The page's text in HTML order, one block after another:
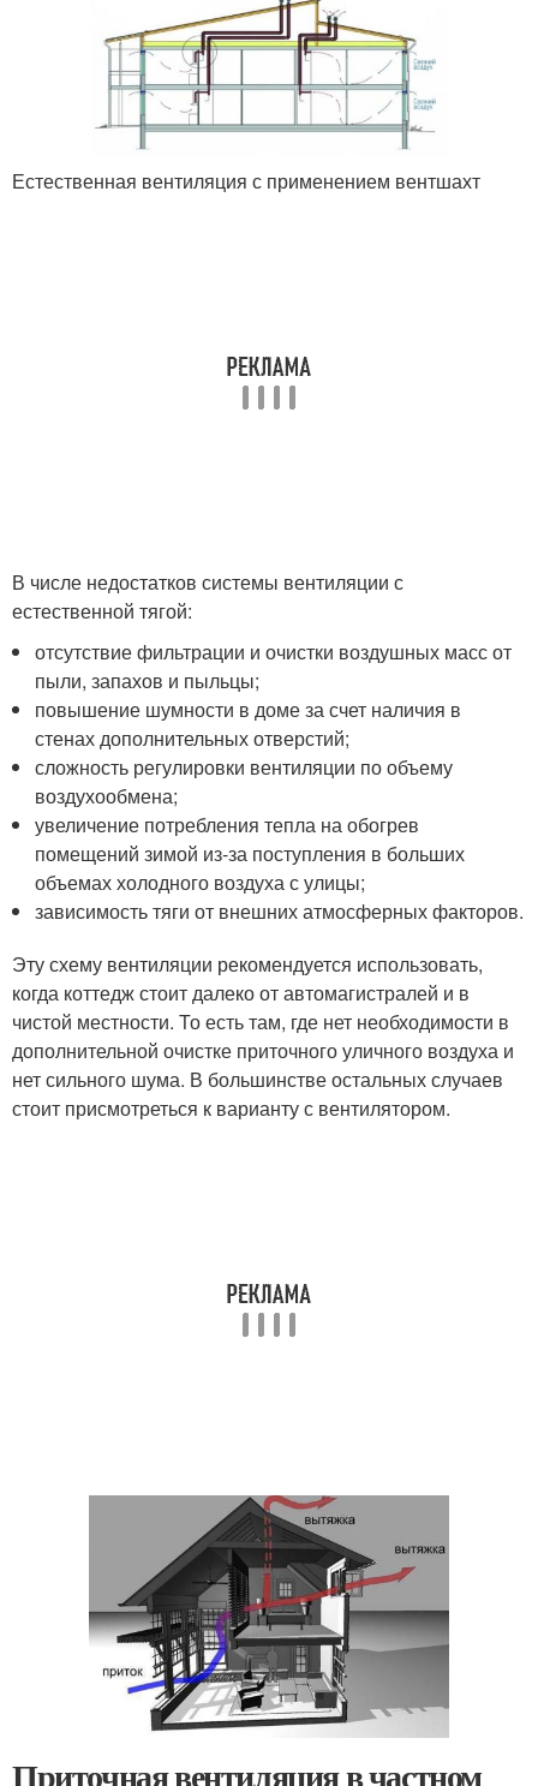
Естественная вентиляция с применением вентшахт
В числе недостатков системы вентиляции с
естественной тягой:
отсутствие фильтрации и очистки воздушных масс от
пыли, запахов и пыльцы;
повышение шумности в доме за счет наличия в
стенах дополнительных отверстий;
сложность регулировки вентиляции по объему
воздухообмена;
увеличение потребления тепла на обогрев
помещений зимой из-за поступления в больших
объемах холодного воздуха с улицы;
зависимость тяги от внешних атмосферных факторов.
Эту схему вентиляции рекомендуется использовать,
когда коттедж стоит далеко от автомагистралей и в
чистой местности. То есть там, где нет необходимости в
дополнительной очистке приточного уличного воздуха и
нет сильного шума. В большинстве остальных случаев
стоит присмотреться к варианту с вентилятором.
Приточная вентиляция в частном